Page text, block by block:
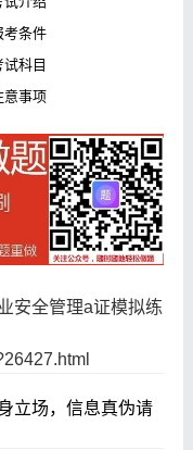
考条件
科目
意事项
安全管理a证模拟练
立场，信息真伪请